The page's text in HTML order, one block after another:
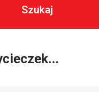
Szukaj